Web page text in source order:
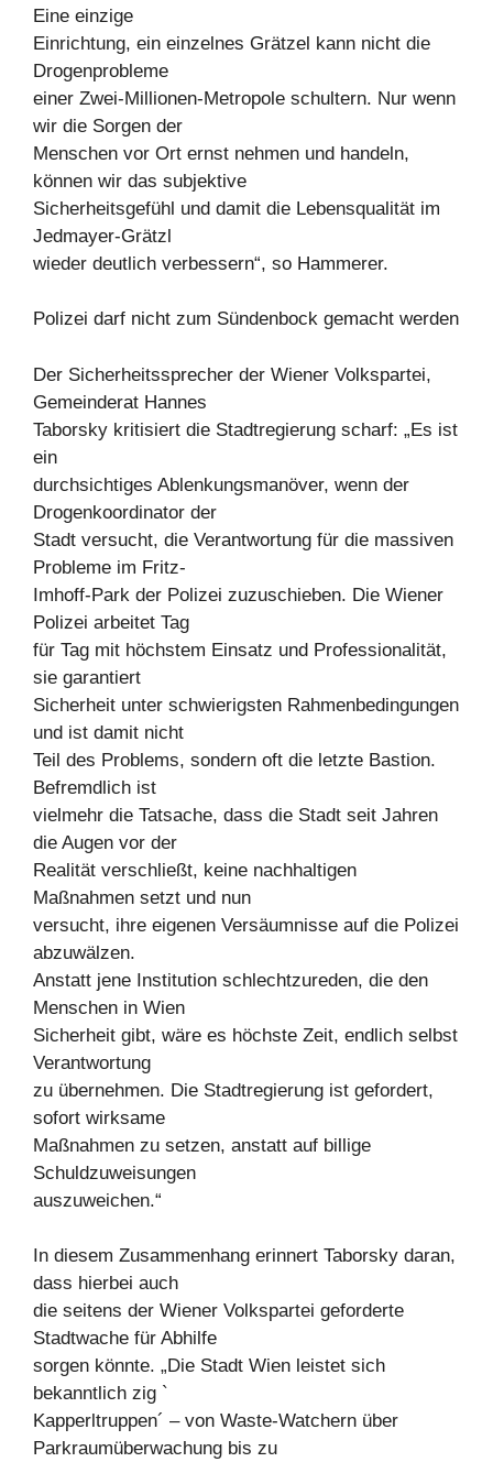
Eine einzige
Einrichtung, ein einzelnes Grätzel kann nicht die
Drogenprobleme
einer Zwei-Millionen-Metropole schultern. Nur wenn
wir die Sorgen der
Menschen vor Ort ernst nehmen und handeln,
können wir das subjektive
Sicherheitsgefühl und damit die Lebensqualität im
Jedmayer-Grätzl
wieder deutlich verbessern“, so Hammerer.
Polizei darf nicht zum Sündenbock gemacht werden
Der Sicherheitssprecher der Wiener Volkspartei,
Gemeinderat Hannes
Taborsky kritisiert die Stadtregierung scharf: „Es ist
ein
durchsichtiges Ablenkungsmanöver, wenn der
Drogenkoordinator der
Stadt versucht, die Verantwortung für die massiven
Probleme im Fritz-
Imhoff-Park der Polizei zuzuschieben. Die Wiener
Polizei arbeitet Tag
für Tag mit höchstem Einsatz und Professionalität,
sie garantiert
Sicherheit unter schwierigsten Rahmenbedingungen
und ist damit nicht
Teil des Problems, sondern oft die letzte Bastion.
Befremdlich ist
vielmehr die Tatsache, dass die Stadt seit Jahren
die Augen vor der
Realität verschließt, keine nachhaltigen
Maßnahmen setzt und nun
versucht, ihre eigenen Versäumnisse auf die Polizei
abzuwälzen.
Anstatt jene Institution schlechtzureden, die den
Menschen in Wien
Sicherheit gibt, wäre es höchste Zeit, endlich selbst
Verantwortung
zu übernehmen. Die Stadtregierung ist gefordert,
sofort wirksame
Maßnahmen zu setzen, anstatt auf billige
Schuldzuweisungen
auszuweichen.“
In diesem Zusammenhang erinnert Taborsky daran,
dass hierbei auch
die seitens der Wiener Volkspartei geforderte
Stadtwache für Abhilfe
sorgen könnte. „Die Stadt Wien leistet sich
bekanntlich zig `
Kapperltruppen´ – von Waste-Watchern über
Parkraumüberwachung bis zu